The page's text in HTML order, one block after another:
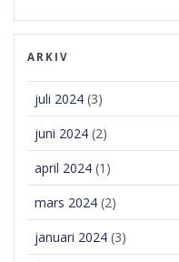
ARKIV
juli 2024 (3)
juni 2024 (2)
april 2024 (1)
mars 2024 (2)
januari 2024 (3)